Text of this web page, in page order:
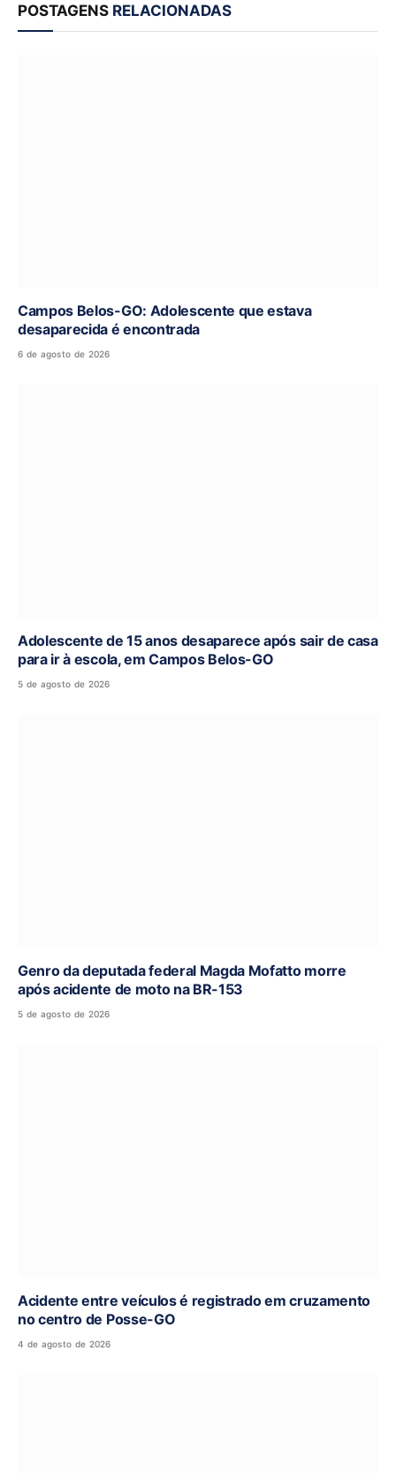
POSTAGENS RELACIONADAS
Campos Belos-GO: Adolescente que estava
desaparecida é encontrada
6 de agosto de 2026
Adolescente de 15 anos desaparece após sair de casa
para ir à escola, em Campos Belos-GO
5 de agosto de 2026
Genro da deputada federal Magda Mofatto morre
após acidente de moto na BR-153
5 de agosto de 2026
Acidente entre veículos é registrado em cruzamento
no centro de Posse-GO
4 de agosto de 2026